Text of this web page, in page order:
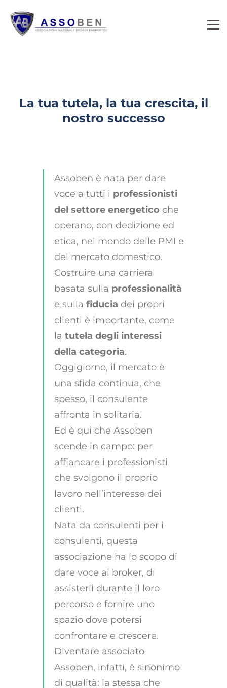
La tua tutela, la tua crescita, il
nostro successo
Assoben è nata per dare
voce a tutti i professionisti
del settore energetico che
operano, con dedizione ed
etica, nel mondo delle PMI e
del mercato domestico.
Costruire una carriera
basata sulla professionalità
e sulla fiducia dei propri
clienti è importante, come
la tutela degli interessi
della categoria.
Oggigiorno, il mercato è
una sfida continua, che
spesso, il consulente
affronta in solitaria.
Ed è qui che Assoben
scende in campo: per
affiancare i professionisti
che svolgono il proprio
lavoro nell’interesse dei
clienti.
Nata da consulenti per i
consulenti, questa
associazione ha lo scopo di
dare voce ai broker, di
assisterli durante il loro
percorso e fornire uno
spazio dove potersi
confrontare e crescere.
Diventare associato
Assoben, infatti, è sinonimo
di qualità: la stessa che